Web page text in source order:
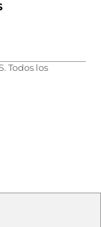
Todos los